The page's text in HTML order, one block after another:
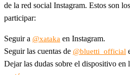
de la red social Instagram. Estos son
participar:
Seguir a @xataka en Instagram.
Seguir las cuentas de @bluetti_official
Dejar las dudas sobre el dispositivo en